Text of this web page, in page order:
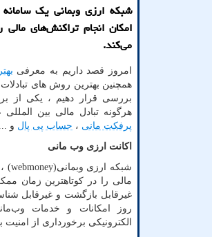
شبكه ارزی وبمانی یك
امكان انجام تراكنش‌های
می‌كند.
امروز قصد داریم به معرفی
همچنین بهترین روش های
بررسی قرار دهیم ، یکی از
هرگونه تبادل مالی بین المللی
پرفکت مانی ، حساب پی پال و
اکانت ارزی وب مانی
شبکه ارزی وبمانی(webmoney)
مالی را در کوتاهترین زمان
روز امکانات و خدمات
الکترونیکی برخورداری از امنیت